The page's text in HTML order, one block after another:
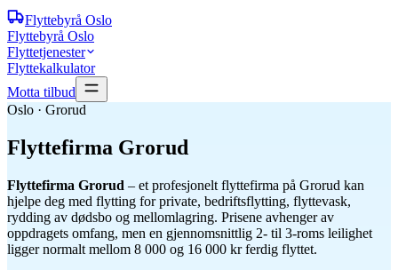
Flyttebyrå Oslo
Flyttebyrå Oslo
Flyttetjenester
Flyttekalkulator
Motta tilbud
Oslo · Grorud
Flyttefirma Grorud
Flyttefirma Grorud – et profesjonelt flyttefirma på Grorud kan
hjelpe deg med flytting for private, bedriftsflytting, flyttevask,
rydding av dødsbo og mellomlagring. Prisene avhenger av
oppdragets omfang, men en gjennomsnittlig 2- til 3-roms leilighet
ligger normalt mellom 8 000 og 16 000 kr ferdig flyttet.